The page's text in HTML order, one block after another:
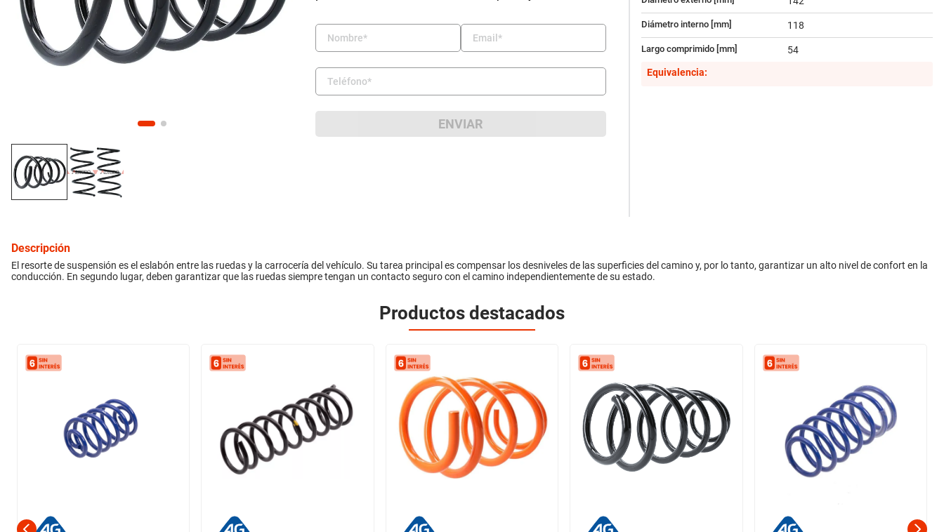
inyección
gift card
ENVIAR
Diámetro interno [mm] 118
Largo comprimido [mm]
54
Equivalencia:
Descripción
El resorte de suspensión es el eslabón entre las ruedas y la carrocería del vehículo. Su tarea principal es compensar los desniveles de las superficies del camino y, por lo tanto, garantizar un alto nivel de confort en la
conducción. En segundo lugar, deben garantizar que las ruedas siempre tengan un contacto seguro con el camino independientemente de su estado.
Productos destacados
10 . aveo